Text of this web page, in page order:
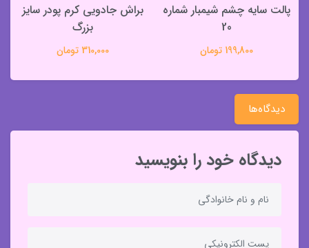
پالت سایه چشم شیمبار شماره
20
199,800 تومان
براش جادویی کرم پودر سایز
بزرگ
310,000 تومان
دیدگاه‌ها
دیدگاه خود را بنویسید